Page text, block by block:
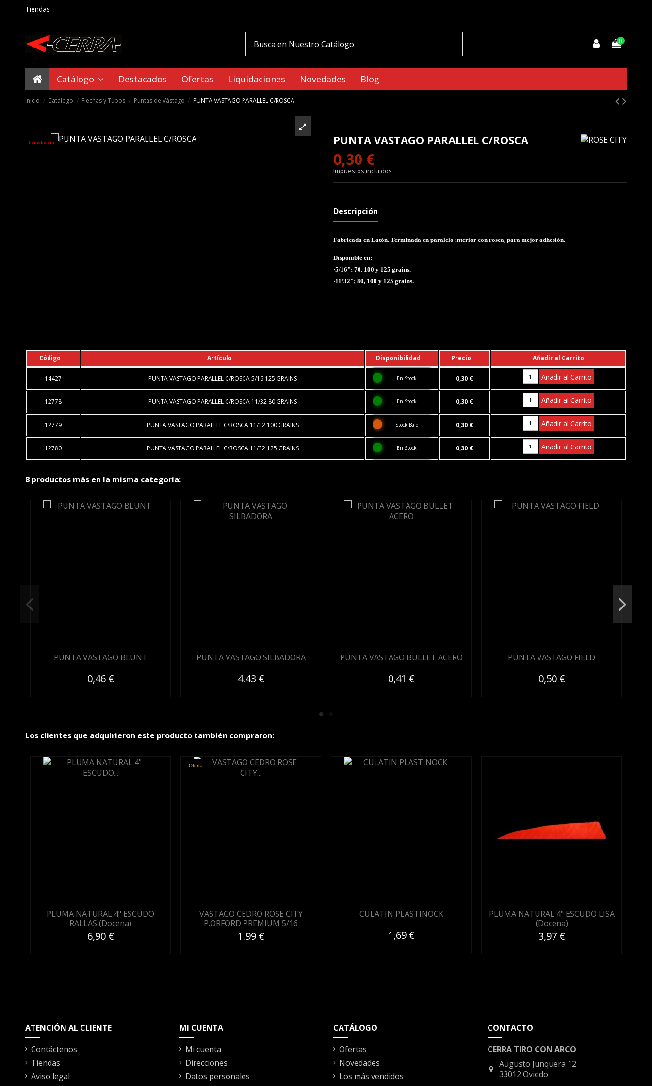
Tiendas
0
Catálogo Destacados Ofertas Liquidaciones Novedades Blog
Inicio Catálogo Flechas y Tubos Puntas de Vástago PUNTA VASTAGO PARALLEL C/ROSCA
Liquidación PUNTA VASTAGO PARALLEL C/ROSCA
0,30 €
Impuestos incluidos
Descripción
Fabricada en Latón. Terminada en paralelo interior con rosca, para mejor adhesión.
Disponible en:
·5/16"; 70, 100 y 125 grains.
·11/32"; 80, 100 y 125 grains.
Código Artículo Disponibilidad Precio Añadir al Carrito
14427 PUNTA VASTAGO PARALLEL C/ROSCA 5/16 125 GRAINS En Stock 0,30 € Añadir al Carrito
12778 PUNTA VASTAGO PARALLEL C/ROSCA 11/32 80 GRAINS En Stock 0,30 € Añadir al Carrito
12779 PUNTA VASTAGO PARALLEL C/ROSCA 11/32 100 GRAINS Stock Bajo 0,30 € Añadir al Carrito
12780 PUNTA VASTAGO PARALLEL C/ROSCA 11/32 125 GRAINS En Stock 0,30 € Añadir al Carrito
8 productos más en la misma categoría:
PUNTA VASTAGO BLUNT
0,46 €
PUNTA VASTAGO SILBADORA
4,43 €
PUNTA VASTAGO BULLET ACERO
0,41 €
PUNTA VASTAGO FIELD
0,50 €
Los clientes que adquirieron este producto también compraron:
PLUMA NATURAL 4" ESCUDO
RALLAS (Docena)
6,90 €
Oferta
VASTAGO CEDRO ROSE CITY
P.ORFORD PREMIUM 5/16
1,99 €
CULATIN PLASTINOCK
1,69 €
PLUMA NATURAL 4" ESCUDO LISA
(Docena)
3,97 €
ATENCIÓN AL CLIENTE
Contáctenos
Tiendas
Aviso legal
MI CUENTA
Mi cuenta
Direcciones
Datos personales
CATÁLOGO
Ofertas
Novedades
Los más vendidos
CONTACTO
CERRA TIRO CON ARCO
Augusto Junquera 12
33012 Oviedo